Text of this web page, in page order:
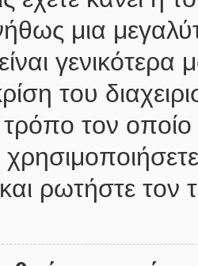
μια
του
τρόπο τον
και ρωτήστε τον